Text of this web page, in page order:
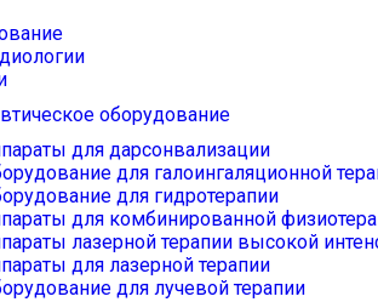
оборудование
для дарсонвализации
для галоингаляционной
для гидротерапии
для комбинированной
лазерной терапии высокой
для лазерной терапии
для лучевой терапии